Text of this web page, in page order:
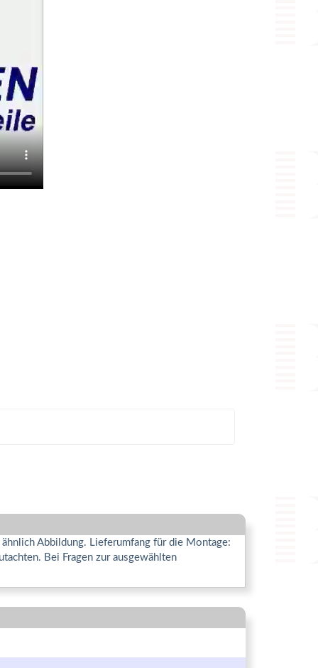
Abbildung. Lieferumfang für die Montage:
Bei Fragen zur ausgewählten